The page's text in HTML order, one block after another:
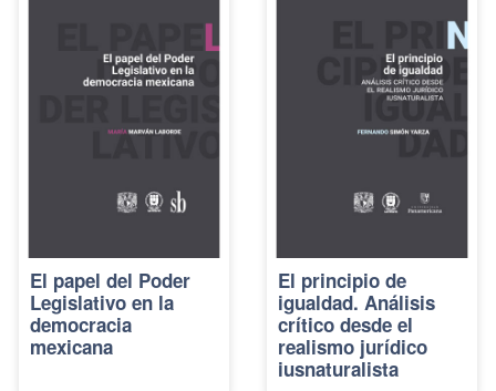
El papel del Poder
Legislativo en la
democracia
mexicana
El principio de
igualdad. Análisis
crítico desde el
realismo jurídico
iusnaturalista